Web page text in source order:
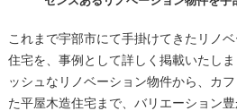
これまで宇部市にて手掛けてきたリノ
住宅を、事例として詳しく掲載いたし
ッシュなリノベーション物件から、カ
た平屋木造住宅まで、バリエーション